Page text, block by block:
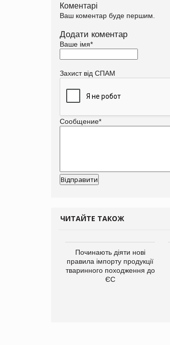
Коментарі
Ваш коментар буде першим.
Додати коментар
Ваше імя*
Захист від СПАМ
Сообщение*
ЧИТАЙТЕ ТАКОЖ
Починають діяти нові
правила імпорту продукції
тваринного походження до
ЄС